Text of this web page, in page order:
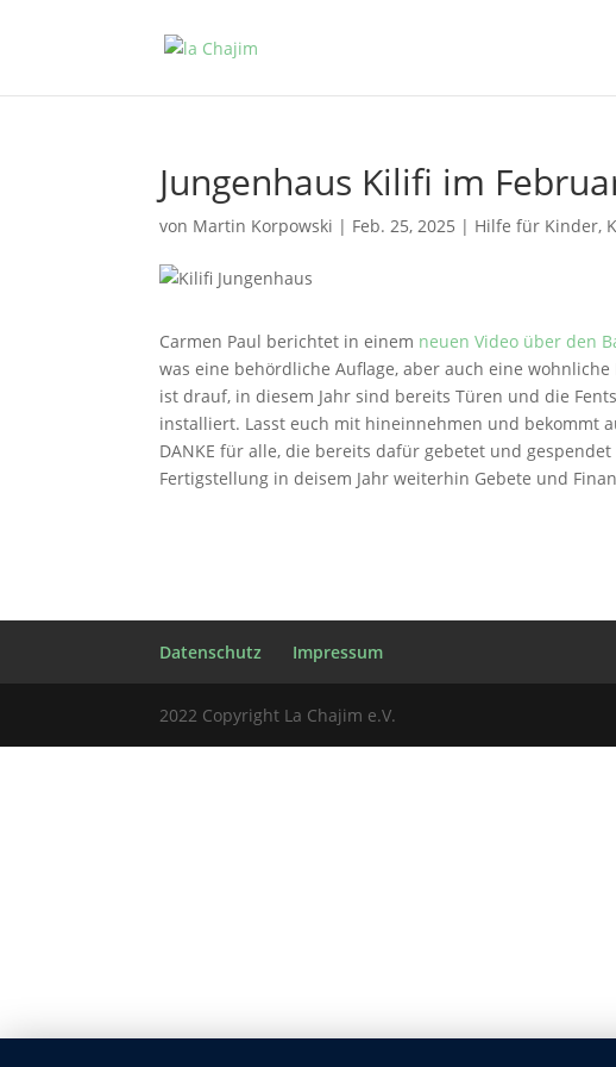
Jungenhaus Kilifi im
von Martin Korpowski | Feb. 25, 2025 | Hilfe für Kinder,
Carmen Paul berichtet in einem neuen Video über den
was eine behördliche Auflage, aber auch eine
ist drauf, in diesem Jahr sind bereits Türen und die
installiert. Lasst euch mit hineinnehmen und bekommt
DANKE für alle, die bereits dafür gebetet und
Fertigstellung in deisem Jahr weiterhin Gebete und
Datenschutz Impressum
2022 Copyright La Chajim e.V.